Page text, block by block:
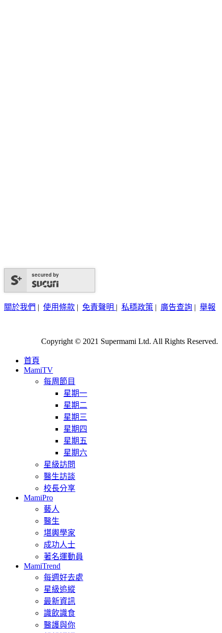
secured by
關於我們 | 使用條款 | 免責聲明 | 私穩政策 | 廣告查詢 | 舉報
Copyright © 2021 Supermami Ltd. All Rights Reserved.
首頁
MamiTV
每周節目
星期一
星期二
星期三
星期四
星期五
星期六
星級訪問
醫生訪談
校長分享
MamiPro
藝人
醫生
堪輿學家
成功人士
著名運動員
MamiTrend
每週好去處
星級追縱
最新資訊
識飲識食
醫護與你